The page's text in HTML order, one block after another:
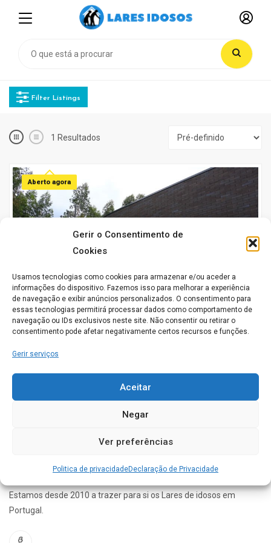
Gerir o Consentimento de
Cookies
Usamos tecnologias como cookies para armazenar e/ou aceder a
informações do dispositivo. Fazemos isso para melhorar a experiência
de navegação e exibir anúncios personalizados. O consentimento para
essas tecnologias permitirá processar dados como comportamento de
navegação ou IDs exclusivos neste site. Não consentir ou retirar o
consentimento pode afetar negativamente certos recursos e funções.
Gerir serviços
Aceitar
Negar
Ver preferências
Politica de privacidadeDeclaração de Privacidade
Filter Listings
1 Resultados
Aberto agora
Lar das Termas
Alameda Alexandre da Silva Vieira 4720-715 UF Caldelas, Sequeiros e
Paranhos Amares
acerca do seu funcionamento
Estamos desde 2010 a trazer para si os Lares de idosos em
Portugal.